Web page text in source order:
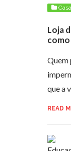
Casa
Loja
Quem
que a
READ